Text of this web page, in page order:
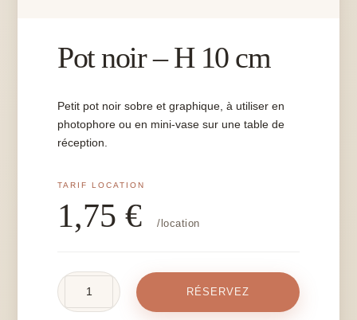
Pot noir – H 10 cm
Petit pot noir sobre et graphique, à utiliser en
photophore ou en mini-vase sur une table de
réception.
1,75€ /location
RÉSERVEZ